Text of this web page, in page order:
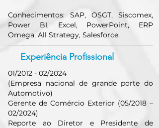
Conhecimentos: SAP, OSGT, Siscomex,
Power BI, Excel, PowerPoint, ERP
Omega, All Strategy, Salesforce.
Experiência Profissional
01/2012 - 02/2024
(Empresa nacional de grande porte do
Automotivo)
Gerente de Comércio Exterior (05/2018 –
02/2024)
Reporte ao Diretor e Presidente de